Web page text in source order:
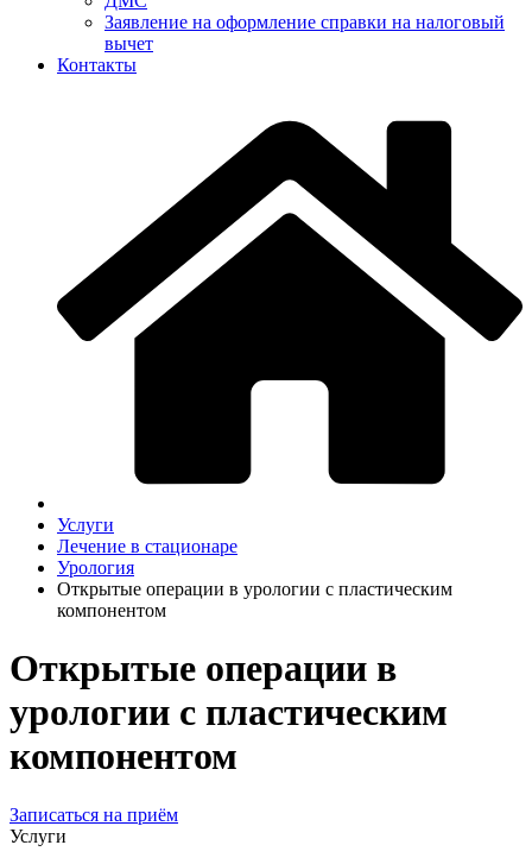
Заявление на оформление справки на налоговый
вычет
Контакты
Услуги
Лечение в стационаре
Урология
Открытые операции в урологии с пластическим
компонентом
Открытые операции в
урологии с пластическим
компонентом
Записаться на приём
Услуги